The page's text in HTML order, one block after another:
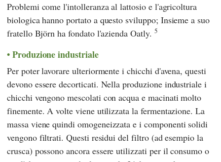
Problemi come l'intolleranza al lattosio e l'agricoltura
biologica hanno portato a questo sviluppo; Insieme a suo
fratello Björn ha fondato l'aziendaOatly. 5
Produzione industriale
Per poter lavorare ulteriormente i chicchi d'avena, questi
devono essere decorticati. Nella produzione industriale i
chicchi vengono mescolati con acqua e macinati molto
finemente. A volte viene utilizzata la fermentazione. La
massa viene quindi omogeneizzata e i componenti solidi
vengono filtrati. Questi residui del filtro (ad esempio la
crusca) possono ancora essere utilizzati per il consumo o